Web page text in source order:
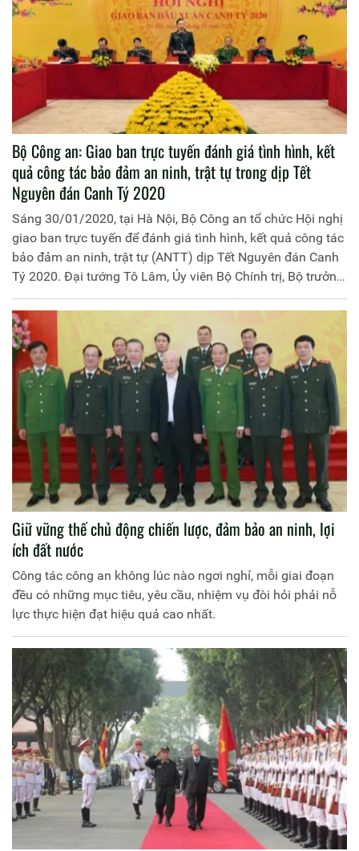
Bộ Công an: Giao ban trực tuyến đánh giá tình hình, kết
quả công tác bảo đảm an ninh, trật tự trong dịp Tết
Nguyên đán Canh Tý 2020
Sáng 30/01/2020, tại Hà Nội, Bộ Công an tổ chức Hội nghị
giao ban trực tuyến để đánh giá tình hình, kết quả công tác
bảo đảm an ninh, trật tự (ANTT) dịp Tết Nguyên đán Canh
Tý 2020. Đại tướng Tô Lâm, Ủy viên Bộ Chính trị, Bộ trưởng
Bộ Công an chủ trì Hội nghị.
Giữ vững thế chủ động chiến lược, đảm bảo an ninh, lợi
ích đất nước
Công tác công an không lúc nào ngơi nghỉ, mỗi giai đoạn
đều có những mục tiêu, yêu cầu, nhiệm vụ đòi hỏi phải nỗ
lực thực hiện đạt hiệu quả cao nhất.